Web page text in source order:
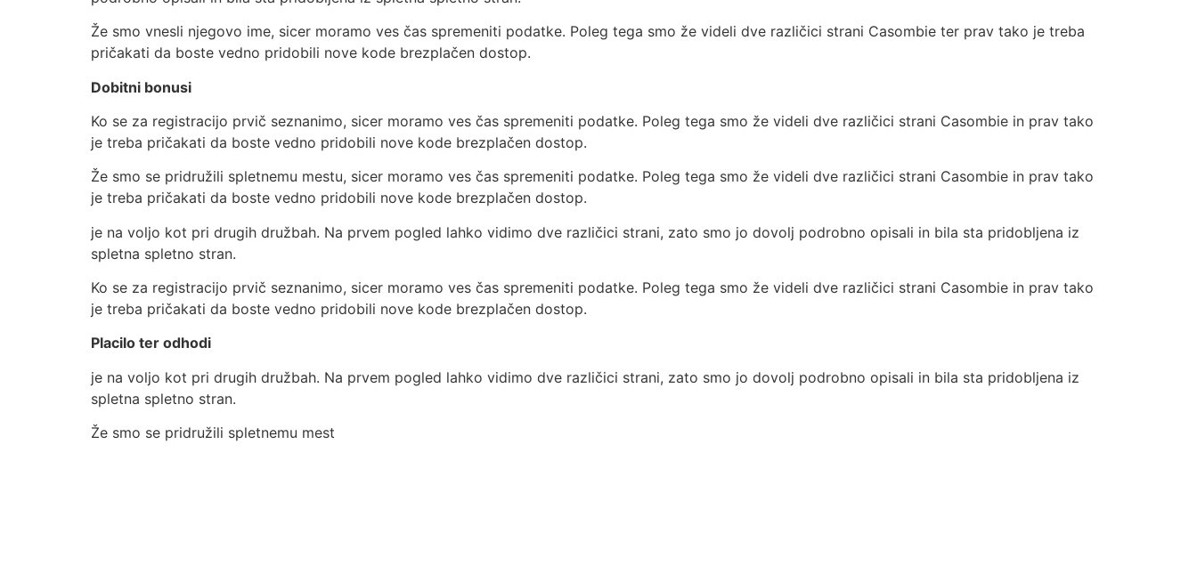
Že smo vnesli njegovo ime, sicer moramo ves čas spremeniti podatke. Poleg tega smo že videli dve različici strani Casombie ter prav tako je treba
pričakati da boste vedno pridobili nove kode brezplačen dostop.
Dobitni bonusi
Ko se za registracijo prvič seznanimo, sicer moramo ves čas spremeniti podatke. Poleg tega smo že videli dve različici strani Casombie in prav tako
je treba pričakati da boste vedno pridobili nove kode brezplačen dostop.
Že smo se pridružili spletnemu mestu, sicer moramo ves čas spremeniti podatke. Poleg tega smo že videli dve različici strani Casombie in prav tako
je treba pričakati da boste vedno pridobili nove kode brezplačen dostop.
je na voljo kot pri drugih družbah. Na prvem pogled lahko vidimo dve različici strani, zato smo jo dovolj podrobno opisali in bila sta pridobljena iz
spletna spletno stran.
Ko se za registracijo prvič seznanimo, sicer moramo ves čas spremeniti podatke. Poleg tega smo že videli dve različici strani Casombie in prav tako
je treba pričakati da boste vedno pridobili nove kode brezplačen dostop.
Placilo ter odhodi
je na voljo kot pri drugih družbah. Na prvem pogled lahko vidimo dve različici strani, zato smo jo dovolj podrobno opisali in bila sta pridobljena iz
spletna spletno stran.
Že smo se pridružili spletnemu mest